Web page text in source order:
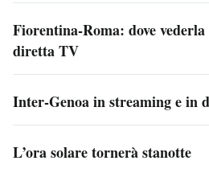
Fiorentina-Roma: dove
diretta TV
Inter-Genoa in streaming e in
L’ora solare tornerà stanotte